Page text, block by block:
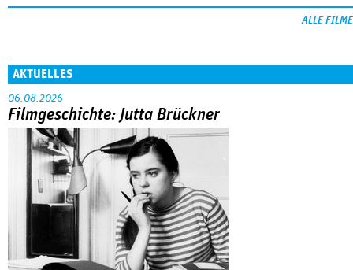
ALLE FILME
AKTUELLES
06.08.2026
Filmgeschichte: Jutta Brückner